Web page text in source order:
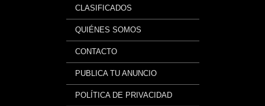
CLASIFICADOS
QUIÉNES SOMOS
CONTACTO
PUBLICA TU ANUNCIO
POLÍTICA DE PRIVACIDAD